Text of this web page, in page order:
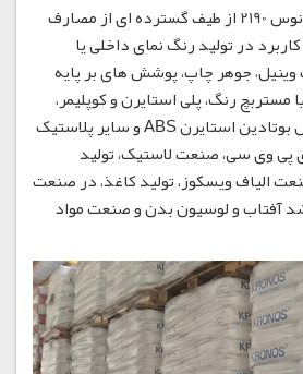
دی اکسید تیتانیوم کرونوس 2190 از طیف گسترده ای از مصارف
در تولید رنگ نمای داخلی یا
جوهر چاپ، پوشش های بر پایه
مستربچ رنگ، پلی استایرن و کوپلیمر،
پلی کربنات، آکریلونیتریل بوتادین استایرن ABS و سایر پلاستیک
پی وی سی، صنعت لاستیک، تولید
الیاف ویسکوز، تولید کاغذ، در صنعت
آفتاب و لوسیون بدن و صنعت مواد